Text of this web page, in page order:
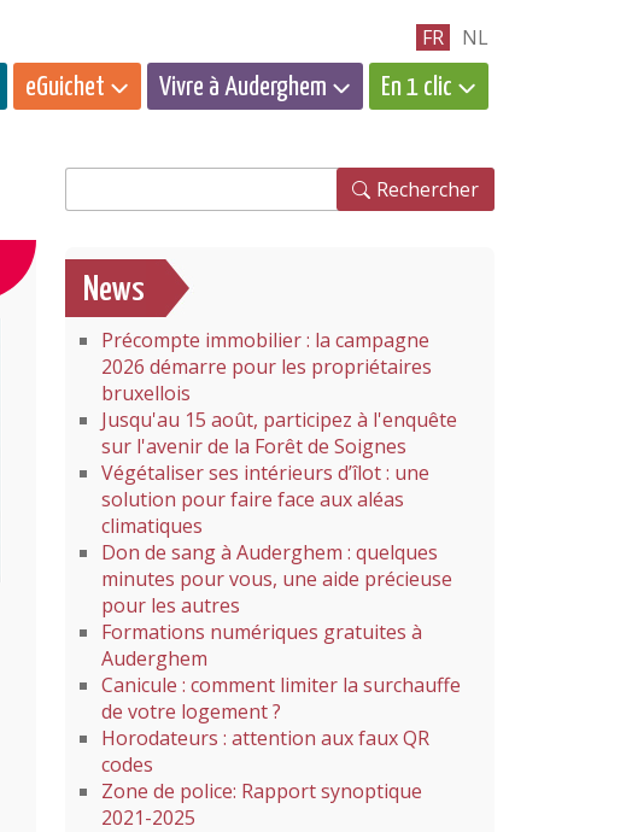
FR NL
eGuichet Vivre à Auderghem En 1 clic
Rechercher
News
Précompte immobilier : la campagne
2026 démarre pour les propriétaires
bruxellois
Jusqu'au 15 août, participez à l'enquête
sur l'avenir de la Forêt de Soignes
Végétaliser ses intérieurs d’îlot : une
solution pour faire face aux aléas
climatiques
Don de sang à Auderghem : quelques
minutes pour vous, une aide précieuse
pour les autres
Formations numériques gratuites à
Auderghem
Canicule : comment limiter la surchauffe
de votre logement ?
Horodateurs : attention aux faux QR
codes
Zone de police: Rapport synoptique
2021-2025